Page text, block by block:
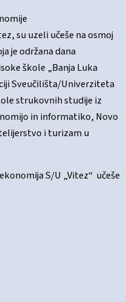
su uzeli učeše na osmoj
je održana dana
škole „Banja Luka
Sveučilišta/Univerziteta
strukovnih studije iz
in informatiko, Novo
i turizam u
S/U „Vitez“ učeše